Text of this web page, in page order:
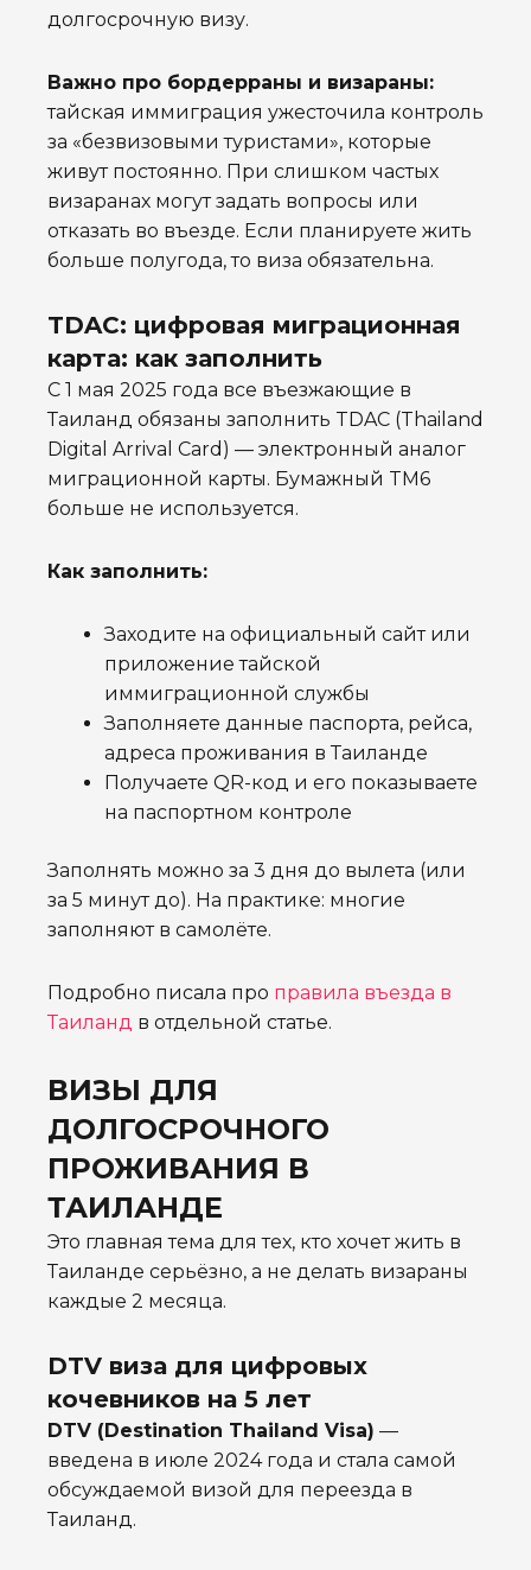
долгосрочную визу.
Важно про бордерраны и визараны:
тайская иммиграция ужесточила контроль
за «безвизовыми туристами», которые
живут постоянно. При слишком частых
визаранах могут задать вопросы или
отказать во въезде. Если планируете жить
больше полугода, то виза обязательна.
TDAC: цифровая миграционная
карта: как заполнить
С 1 мая 2025 года все въезжающие в
Таиланд обязаны заполнить TDAC (Thailand
Digital Arrival Card) — электронный аналог
миграционной карты. Бумажный TM6
больше не используется.
Как заполнить:
Заходите на официальный сайт или
приложение тайской
иммиграционной службы
Заполняете данные паспорта, рейса,
адреса проживания в Таиланде
Получаете QR-код и его показываете
на паспортном контроле
Заполнять можно за 3 дня до вылета (или
за 5 минут до). На практике: многие
заполняют в самолёте.
Подробно писала про правила въезда в
Таиланд в отдельной статье.
ВИЗЫ ДЛЯ
ДОЛГОСРОЧНОГО
ПРОЖИВАНИЯ В
ТАИЛАНДЕ
Это главная тема для тех, кто хочет жить в
Таиланде серьёзно, а не делать визараны
каждые 2 месяца.
DTV виза для цифровых
кочевников на 5 лет
DTV (Destination Thailand Visa) —
введена в июле 2024 года и стала самой
обсуждаемой визой для переезда в
Таиланд.